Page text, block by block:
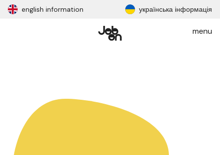
english information українська інформація
menu